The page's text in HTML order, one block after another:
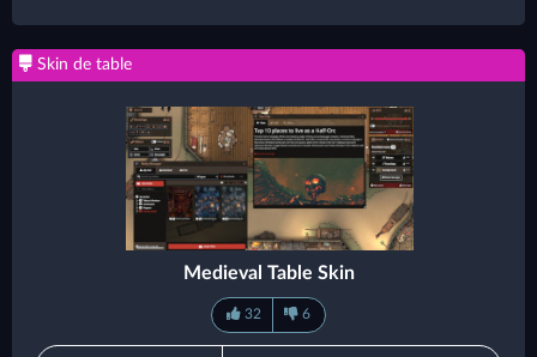
Skin de table
Medieval Table Skin
32 6